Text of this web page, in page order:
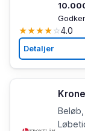
★★★★☆4.0
Detaljer